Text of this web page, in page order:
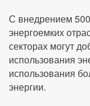
С внедрением
энергоемких
секторах могут
использования
использования
энергии.